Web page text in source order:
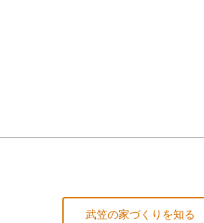
武笠の家づくりを知る